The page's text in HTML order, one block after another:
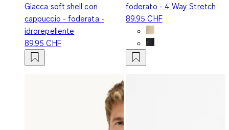
Giacca soft shell con
cappuccio - foderata -
idrorepellente
89.95 CHF
foderato - 4 Way Stretch
89.95 CHF